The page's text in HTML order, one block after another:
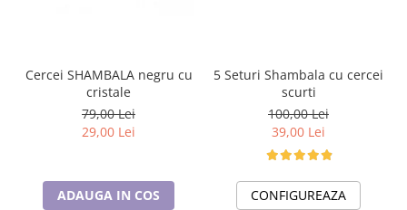
Cercei SHAMBALA negru cu
cristale
79,00 Lei
29,00 Lei
ADAUGA IN COS
5 Seturi Shambala cu cercei
scurti
100,00 Lei
39,00 Lei
CONFIGUREAZA